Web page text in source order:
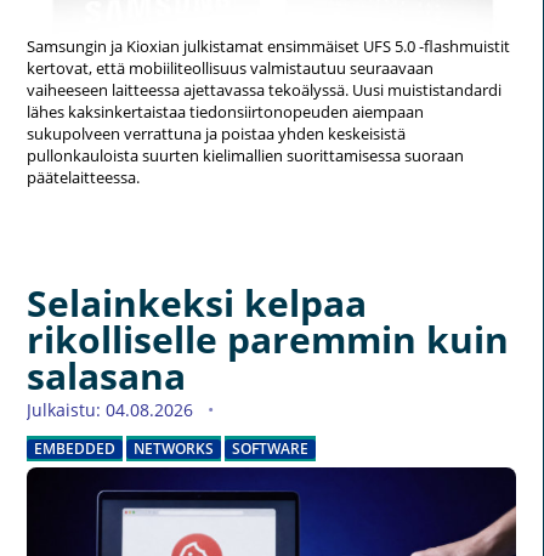
Samsungin ja Kioxian julkistamat ensimmäiset UFS 5.0 -flashmuistit
kertovat, että mobiiliteollisuus valmistautuu seuraavaan
vaiheeseen laitteessa ajettavassa tekoälyssä. Uusi muististandardi
lähes kaksinkertaistaa tiedonsiirtonopeuden aiempaan
sukupolveen verrattuna ja poistaa yhden keskeisistä
pullonkauloista suurten kielimallien suorittamisessa suoraan
päätelaitteessa.
Selainkeksi kelpaa
rikolliselle paremmin kuin
salasana
Julkaistu: 04.08.2026
EMBEDDED NETWORKS SOFTWARE